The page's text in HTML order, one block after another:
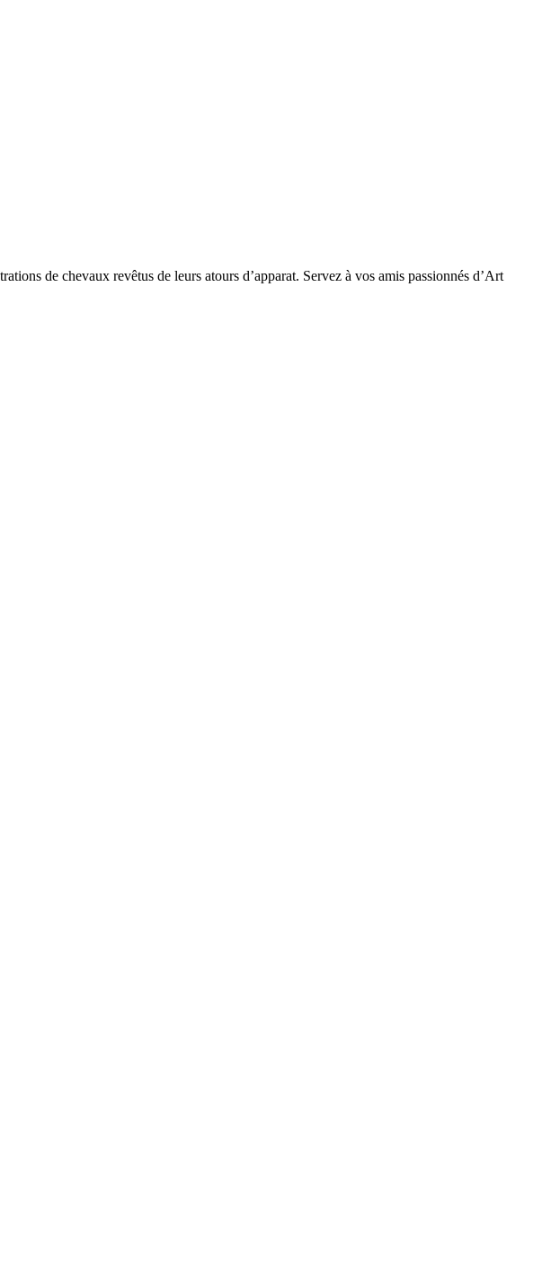
de chevaux revêtus de leurs atours d’apparat. Servez à vos amis passionnés d’Art